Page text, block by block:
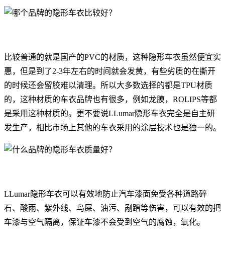
比较普通的就是国产的PVC的材质，这种隐形车衣虽然便宜实
惠，但是到了2-3年左右的时间就会发黄，有些劣质的在撕开
的时候还会留胶难以清理。所以大多数选择的都是TPU材质
的，这种材质的车衣品牌也有很多，例如龙膜，ROLIPS等都
是采用这种材质的。更不要说LLumar隐形车衣完全是自主研
发生产，相比市场上其他的车衣采用的涂层技术也是独一的。
LLumar隐形车衣可以有效地防止汽车漆面免受各种道路碎
石、酸雨、紫外线、鸟屎、油污、剐蹭等伤害，可以有效的把
车漆与空气隔离，保证车漆不会受到空气的腐蚀，氧化。